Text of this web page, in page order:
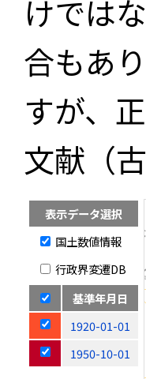
けでは
合もあ
すが、
文献（
表示データ選択
国土数値情報
行政界変遷DB
基準年月日
1920-01-01
1950-10-01